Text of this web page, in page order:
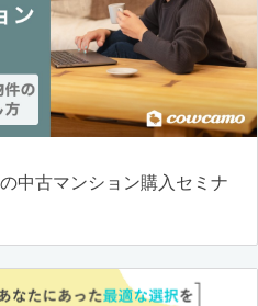
中古マンション購入セミナ